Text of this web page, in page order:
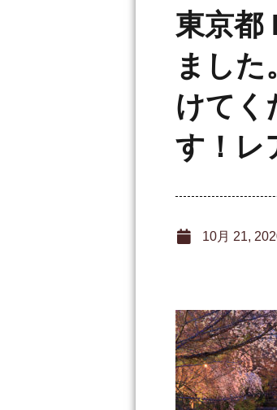
東京都
まし
けてく
す！レ
10月 21,